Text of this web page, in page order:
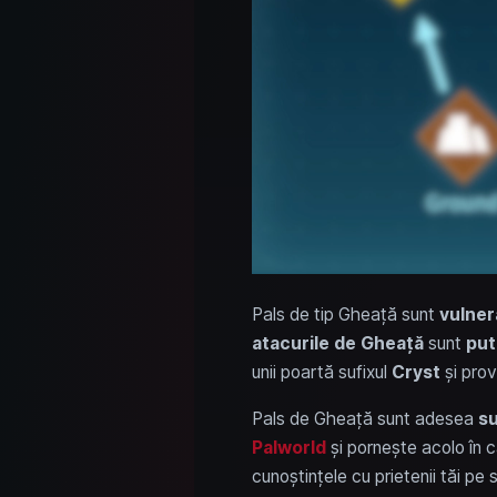
Pals de tip Gheață sunt
atacurile de Gheațăsunt
unii poartă sufixul Cryst și
Pals de Gheață sunt adesea
Palworldși pornește acolo în
cunoștințele cu prietenii tăi pe